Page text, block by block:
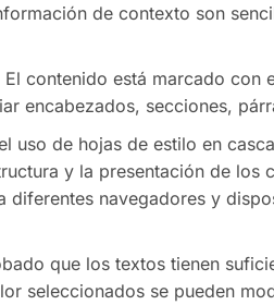
de contexto son
contenido está marcado con
encabezados, secciones,
de hojas de estilo en
y la presentación de los
navegadores y
que los textos tienen
seleccionados se pueden